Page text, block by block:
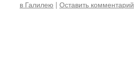
в Галилею | Оставить комментарий